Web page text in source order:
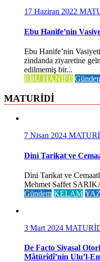
17 Haziran 2022
Ebu Hanife’nin
Ebu Hanife’nin
zindanda ziyaretine
edilmemiş bir...
EBU HANİFE
MATURİDİ
7 Nisan 2024
Dini Tarikat ve
Dini Tarikat ve
Mehmet Saffet
Gündem KELAM
3 Mart 2024
De Facto Siyasal
Mâtürîdî’nin Ulu’l-